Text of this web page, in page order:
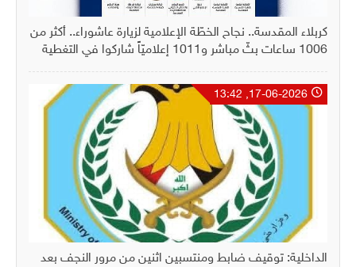
كربلاء المقدسة.. نجاح الخطّة الإعلامية لزيارة عاشوراء.. أكثر من
1006 ساعات بثّ مباشر و1011 إعلاميّاً شاركوا في التغطية
الداخلية: توقيف ضابط ومنتسبين اثنين من مرور النجف بعد